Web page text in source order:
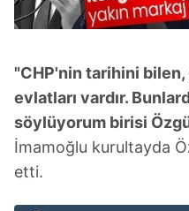
"CHP'nin tarihini
evlatları vardır.
söylüyorum birisi
İmamoğlu kurultayda
etti.